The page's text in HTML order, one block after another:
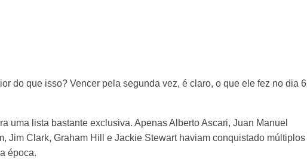
do que isso? Vencer pela segunda vez, é claro, o que ele fez no dia 6
uma lista bastante exclusiva. Apenas Alberto Ascari, Juan Manuel
Jim Clark, Graham Hill e Jackie Stewart haviam conquistado múltiplos
época.